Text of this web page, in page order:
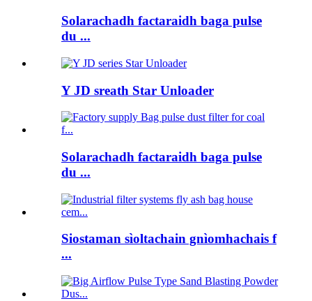
Solarachadh factaraidh baga pulse
du ...
Y JD sreath Star Unloader
Solarachadh factaraidh baga pulse
du ...
Siostaman sìoltachain gnìomhachais f
...